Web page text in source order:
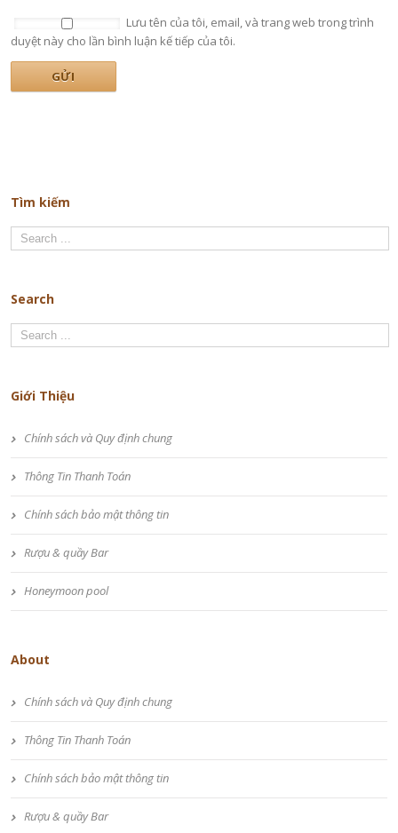
Lưu tên của tôi, email, và trang web trong trình
duyệt này cho lần bình luận kế tiếp của tôi.
Tìm kiếm
Search
Giới Thiệu
Chính sách và Quy định chung
Thông Tin Thanh Toán
Chính sách bảo mật thông tin
Rượu & quầy Bar
Honeymoon pool
About
Chính sách và Quy định chung
Thông Tin Thanh Toán
Chính sách bảo mật thông tin
Rượu & quầy Bar